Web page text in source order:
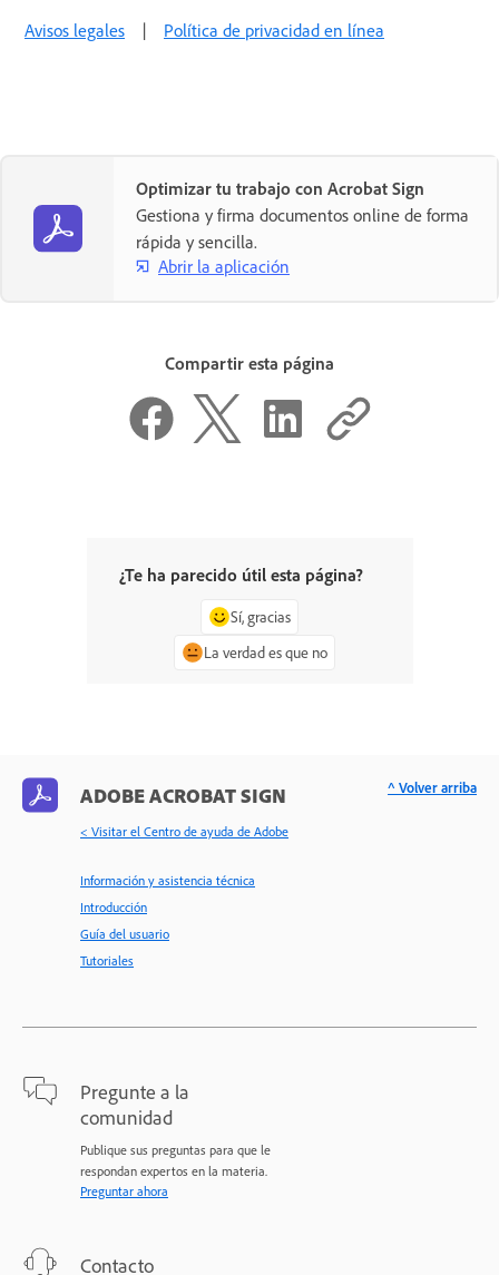
Avisos legales | Política de privacidad en línea
Optimizar tu trabajo con Acrobat Sign
Gestiona y firma documentos online de forma
rápida y sencilla.
Abrir la aplicación
Compartir esta página
¿Te ha parecido útil esta página?
Sí, gracias
La verdad es que no
ADOBE ACROBAT SIGN
< Visitar el Centro de ayuda de Adobe
Información y asistencia técnica
Introducción
Guía del usuario
Tutoriales
Pregunte a la
comunidad
Publique sus preguntas para que le
respondan expertos en la materia.
Preguntar ahora
Contacto
^ Volver arriba